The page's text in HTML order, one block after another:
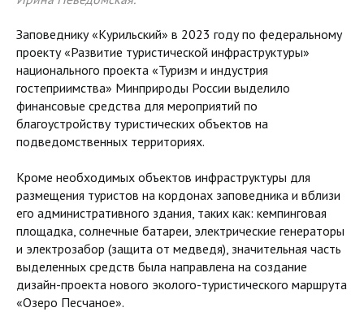
Заповеднику «Курильский» в 2023 году по федеральному
проекту «Развитие туристической инфраструктуры»
национального проекта «Туризм и индустрия
гостеприимства» Минприроды России выделило
финансовые средства для мероприятий по
благоустройству туристических объектов на
подведомственных территориях.
Кроме необходимых объектов инфраструктуры для
размещения туристов на кордонах заповедника и вблизи
его административного здания, таких как: кемпинговая
площадка, солнечные батареи, электрические генераторы
и электрозабор (защита от медведя), значительная часть
выделенных средств была направлена на создание
дизайн-проекта нового эколого-туристического маршрута
«Озеро Песчаное».